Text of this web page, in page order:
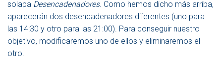
solapa Desencadenadores. Como hemos dicho más arriba,
aparecerán dos desencadenadores diferentes (uno para
las 14:30 y otro para las 21:00). Para conseguir nuestro
objetivo, modificaremos uno de ellos y eliminaremos el
otro.